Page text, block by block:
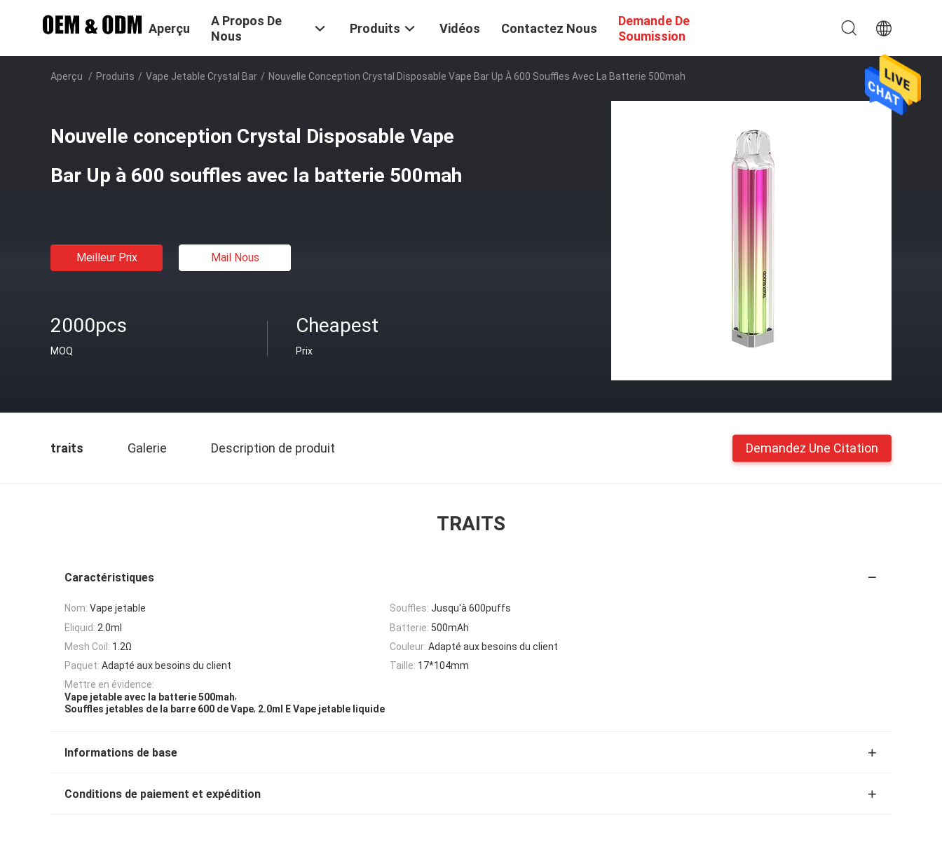
Aperçu
A Propos De
Nous
Produits Vidéos Contactez Nous
Demande De
Soumission
Aperçu / Produits / Vape Jetable Crystal Bar / Nouvelle Conception Crystal Disposable Vape Bar Up À 600 Souffles Avec La Batterie 500mah
Nouvelle conception Crystal Disposable Vape
Bar Up à 600 souffles avec la batterie 500mah
Meilleur Prix Mail Nous
2000pcs
MOQ
Cheapest
Prix
traits Galerie Description de produit Demandez Une Citation
TRAITS
Caractéristiques
Nom: Vape jetable Souffles: Jusqu'à 600puffs
Eliquid: 2.0ml Batterie: 500mAh
Mesh Coil: 1.2Ω Couleur: Adapté aux besoins du client
Paquet: Adapté aux besoins du client Taille: 17*104mm
Mettre en évidence:
Vape jetable avec la batterie 500mah,
Souffles jetables de la barre 600 de Vape, 2.0ml E Vape jetable liquide
Informations de base
Conditions de paiement et expédition